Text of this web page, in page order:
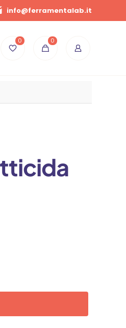
info@ferramentalab.it
0 0